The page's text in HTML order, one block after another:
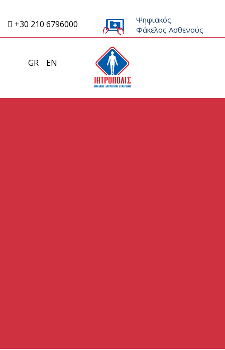
+30 210 6796000
GR EN
Ψηφιακός
Φάκελος Ασθενούς